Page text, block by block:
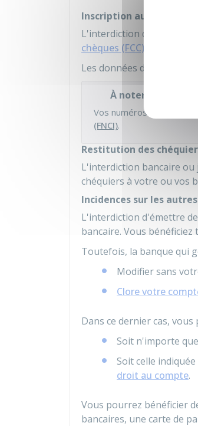
Inscription aux fichiers
L'interdiction d'émettre
chèques (FCC)
Les données du FCC sont
À noter
Vos numéros des
(FNCI).
Restitution des
L'interdiction bancaire ou
chéquiers à votre ou vos
Incidences sur les
L'interdiction d'émettre
bancaire. Vous
Toutefois, la banque qui
Modifier sans
Clore votre
Dans ce dernier cas,
Soit n'importe
Soit celle
droit au compte.
Vous pourrez bénéficier
bancaires, une carte de